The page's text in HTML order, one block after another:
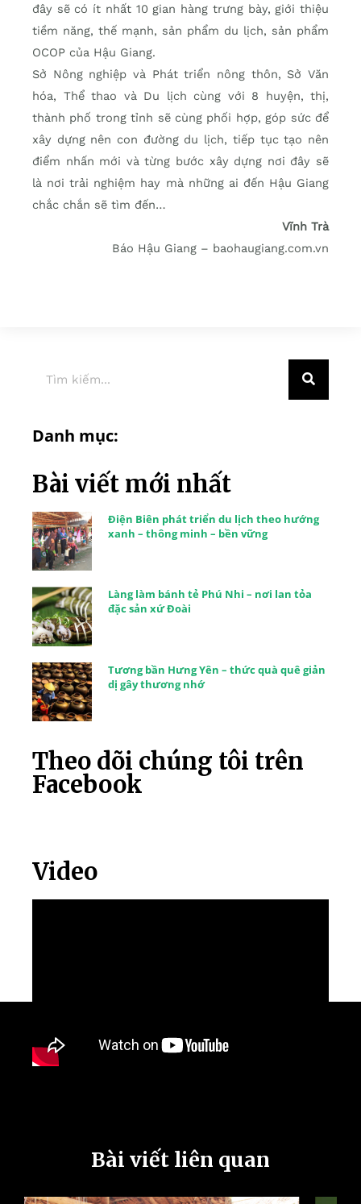
đây sẽ có ít nhất 10 gian hàng trưng bày, giới thiệu
tiềm năng, thế mạnh, sản phẩm du lịch, sản phẩm
OCOP của Hậu Giang.
Sở Nông nghiệp và Phát triển nông thôn, Sở Văn
hóa, Thể thao và Du lịch cùng với 8 huyện, thị,
thành phố trong tỉnh sẽ cùng phối hợp, góp sức để
xây dựng nên con đường du lịch, tiếp tục tạo nên
điểm nhấn mới và từng bước xây dựng nơi đây sẽ
là nơi trải nghiệm hay mà những ai đến Hậu Giang
chắc chắn sẽ tìm đến…
Vĩnh Trà
Báo Hậu Giang – baohaugiang.com.vn
Danh mục:
Bài viết mới nhất
Điện Biên phát triển du lịch theo hướng
xanh – thông minh – bền vững
Làng làm bánh tẻ Phú Nhi – nơi lan tỏa
đặc sản xứ Đoài
Tương bần Hưng Yên – thức quà quê giản
dị gây thương nhớ
Theo dõi chúng tôi trên
Facebook
Video
Bài viết liên quan